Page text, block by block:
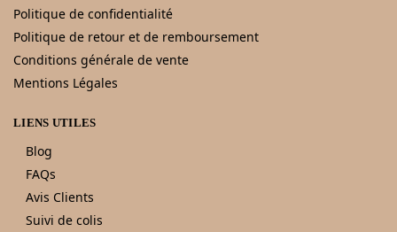
Politique de confidentialité
Politique de retour et de remboursement
Conditions générale de vente
Mentions Légales
LIENS UTILES
Blog
FAQs
Avis Clients
Suivi de colis